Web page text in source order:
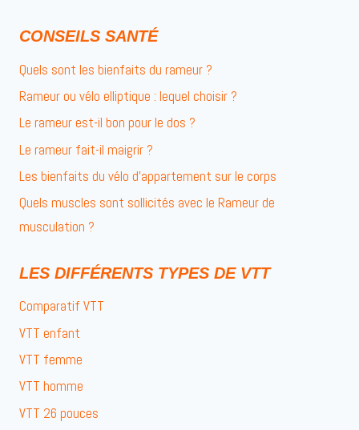
CONSEILS SANTÉ
Quels sont les bienfaits du rameur ?
Rameur ou vélo elliptique : lequel choisir ?
Le rameur est-il bon pour le dos ?
Le rameur fait-il maigrir ?
Les bienfaits du vélo d’appartement sur le corps
Quels muscles sont sollicités avec le Rameur de
musculation ?
LES DIFFÉRENTS TYPES DE VTT
Comparatif VTT
VTT enfant
VTT femme
VTT homme
VTT 26 pouces